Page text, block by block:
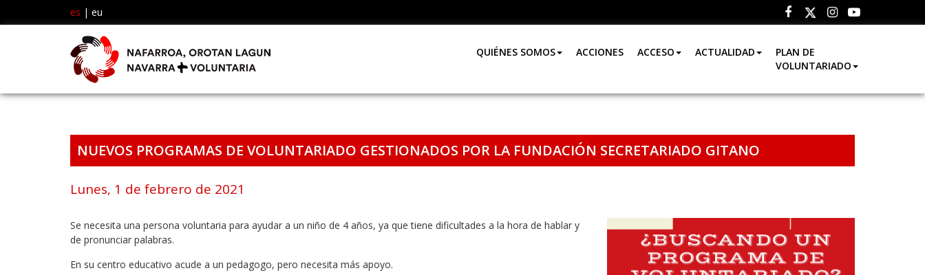
es | eu
Facebook
Twitter
Instagram
Youtube
QUIÉNES SOMOS ACCIONES ACCESO ACTUALIDAD
PLAN DE
VOLUNTARIADO
NUEVOS PROGRAMAS DE VOLUNTARIADO GESTIONADOS POR LA FUNDACIÓN SECRETARIADO GITANO
Lunes, 1 de febrero de 2021
Se necesita una persona voluntaria para ayudar a un niño de 4 años, ya que tiene dificultades a la hora de hablar y
de pronunciar palabras.
En su centro educativo acude a un pedagogo, pero necesita más apoyo.